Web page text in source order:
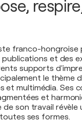
franco-
et des
supports
le thème
multimédia. Ses
et
de son travail
ses formes.